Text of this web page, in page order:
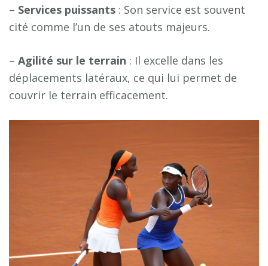
– Services puissants : Son service est souvent
cité comme l’un de ses atouts majeurs.
– Agilité sur le terrain : Il excelle dans les
déplacements latéraux, ce qui lui permet de
couvrir le terrain efficacement.